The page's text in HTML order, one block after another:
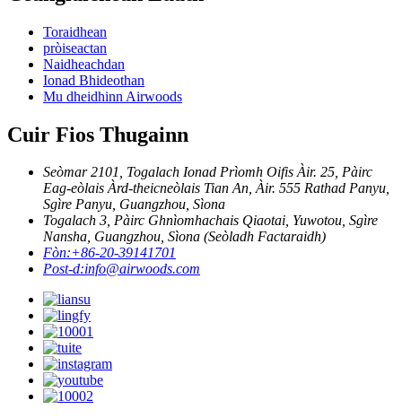
Toraidhean
pròiseactan
Naidheachdan
Ionad Bhideothan
Mu dheidhinn Airwoods
Cuir Fios Thugainn
Seòmar 2101, Togalach Ionad Prìomh Oifis Àir. 25, Pàirc
Eag-eòlais Àrd-theicneòlais Tian An, Àir. 555 Rathad Panyu,
Sgìre Panyu, Guangzhou, Sìona
Togalach 3, Pàirc Ghnìomhachais Qiaotai, Yuwotou, Sgìre
Nansha, Guangzhou, Sìona (Seòladh Factaraidh)
Fòn:+86-20-39141701
Post-d:info@airwoods.com